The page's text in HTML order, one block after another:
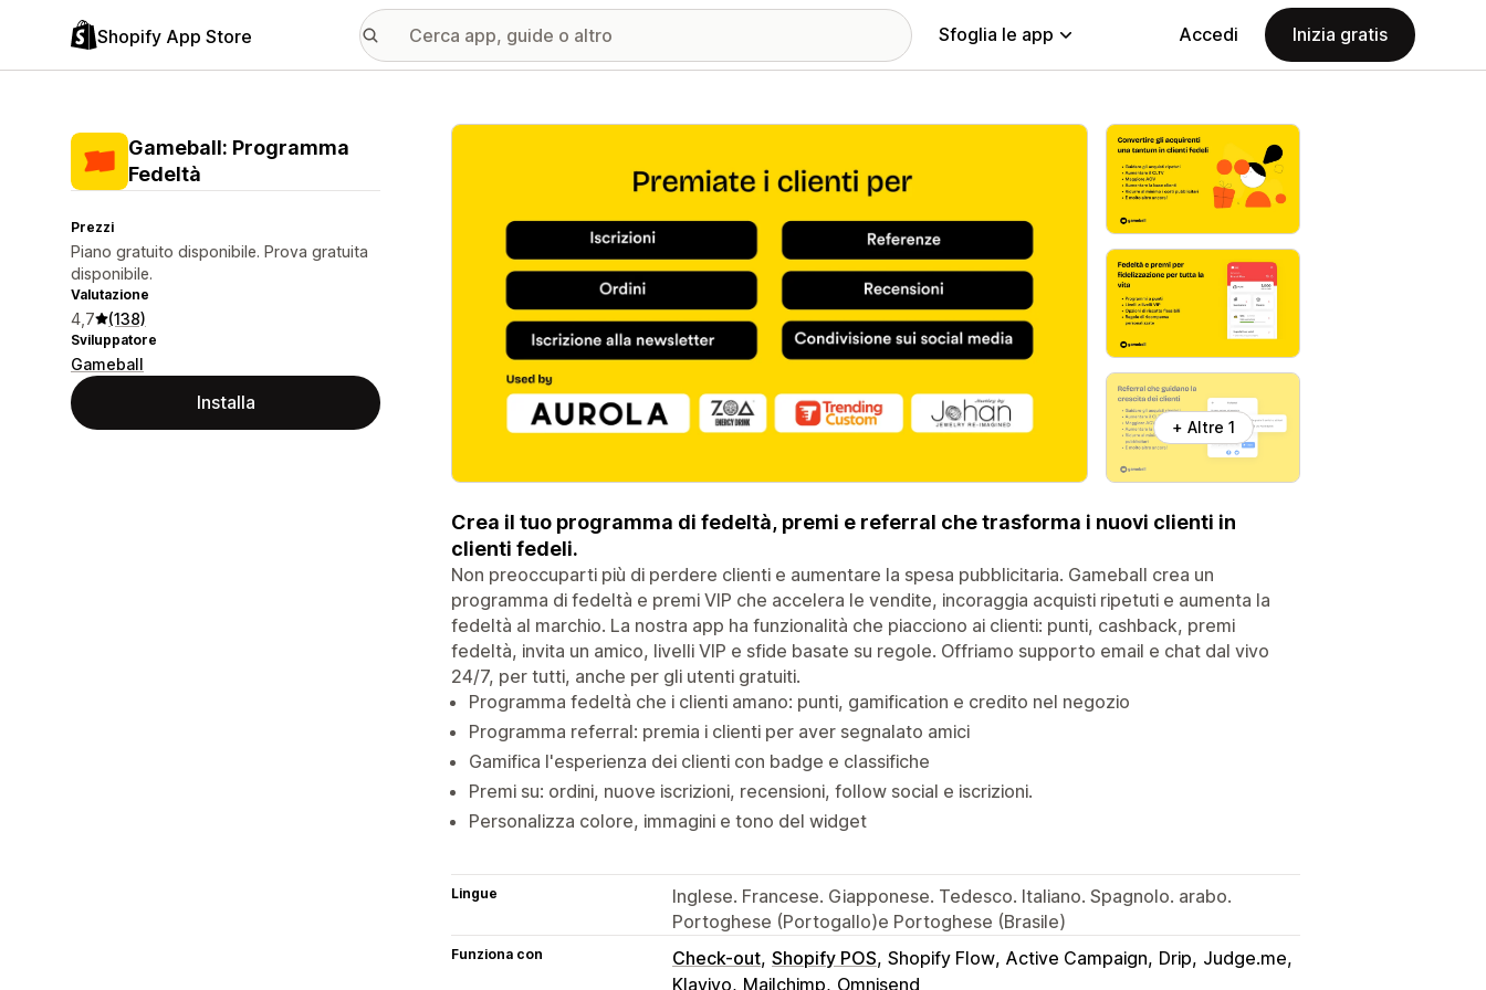
Shopify App Store Sfoglia le app Accedi Inizia gratis
Gameball: Programma
Fedeltà
Prezzi
Piano gratuito disponibile. Prova gratuita
disponibile.
Valutazione
4,7 (138)
Sviluppatore
Gameball
Installa
Galleria immagini in evidenza
+ Altre 1
Crea il tuo programma di fedeltà, premi e referral che trasforma i nuovi clienti in
clienti fedeli.
Non preoccuparti più di perdere clienti e aumentare la spesa pubblicitaria. Gameball crea un
programma di fedeltà e premi VIP che accelera le vendite, incoraggia acquisti ripetuti e aumenta la
fedeltà al marchio. La nostra app ha funzionalità che piacciono ai clienti: punti, cashback, premi
fedeltà, invita un amico, livelli VIP e sfide basate su regole. Offriamo supporto email e chat dal vivo
24/7, per tutti, anche per gli utenti gratuiti.
Programma fedeltà che i clienti amano: punti, gamification e credito nel negozio
Programma referral: premia i clienti per aver segnalato amici
Gamifica l'esperienza dei clienti con badge e classifiche
Premi su: ordini, nuove iscrizioni, recensioni, follow social e iscrizioni.
Personalizza colore, immagini e tono del widget
Lingue
Inglese. Francese. Giapponese. Tedesco. Italiano. Spagnolo. arabo.
Portoghese (Portogallo)e Portoghese (Brasile)
Funziona con Check-out Shopify POS Shopify Flow Active Campaign Drip Judge.me
Klaviyo Mailchimp Omnisend